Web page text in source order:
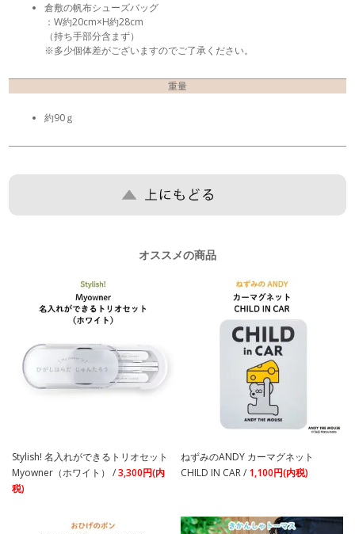
倉敷の帆布シューズバッグ
：W約20cm×H約28cm
（持ち手部分含まず）
※多少個体差がございますのでご了承ください。
重量
約90ｇ
オススメの商品
Stylish! 名入れができるトリオセット
Myowner（ホワイト） /3,300円(内
税)
ねずみのANDY カーマグネット
CHILD IN CAR / 1,100円(内税)